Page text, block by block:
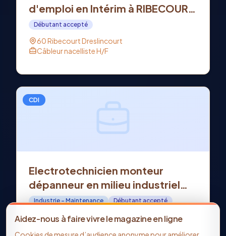
d'emploi en Intérim à RIBECOURT
DRESLINCOURT (60)
Débutant accepté
60 Ribecourt Dreslincourt
Câbleur nacelliste H/F
CDI
Electrotechnicien monteur
dépanneur en milieu industriel
H/F - Offre d'emploi en CDI à
SOISSONS (02)
Industrie - Maintenance Débutant accepté
02 Soissons
Aidez-nous à faire vivre le magazine en ligne